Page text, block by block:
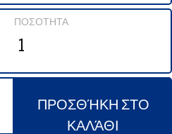
ΠΟΣΌΤΗΤΑ
ΠΡΟΣΘΉΚΗ ΣΤΟ
ΚΑΛΆΘΙ